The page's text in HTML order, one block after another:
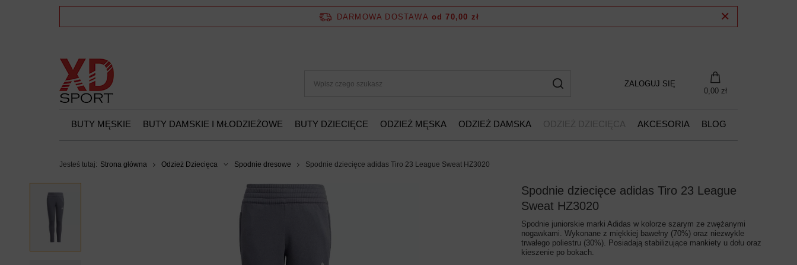
DARMOWA DOSTAWA od 70,00 zł
ZALOGUJ SIĘ
0,00 zł
BUTY MĘSKIE BUTY DAMSKIE I MŁODZIEŻOWE BUTY DZIECIĘCE ODZIEŻ MĘSKA ODZIEŻ DAMSKA ODZIEŻ DZIECIĘCA AKCESORIA BLOG
Jesteś tutaj: Strona główna Odzież Dziecięca Spodnie dresowe Spodnie dziecięce adidas Tiro 23 League Sweat HZ3020
Spodnie dziecięce adidas Tiro 23 League
Sweat HZ3020
Spodnie juniorskie marki Adidas w kolorze szarym ze zwężanymi
nogawkami. Wykonane z miękkiej bawełny (70%) oraz niezwykle
trwałego poliestru (30%). Posiadają stabilizujące mankiety u dołu oraz
kieszenie po bokach.